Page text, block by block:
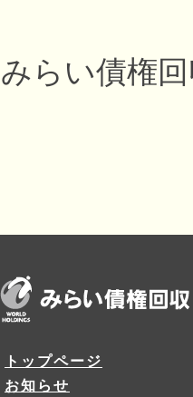
みらい債
トップページ
お知らせ